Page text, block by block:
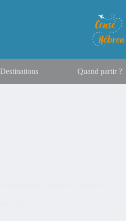
Destinations Quand partir ?